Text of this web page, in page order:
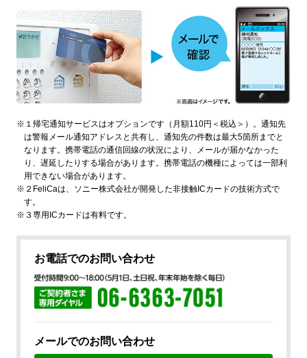
※１帰宅通知サービスはオプションです（月額110円＜税込＞）。通知先
は警報メール通知アドレスと共有し、通知先の件数は最大5箇所までと
なります。携帯電話の通信回線の状況により、メールが届かなかった
り、遅延したりする場合があります。携帯電話の機種によっては一部利
用できない場合があります。
※２FeliCaは、ソニー株式会社が開発した非接触ICカードの技術方式で
す。
※３専用ICカードは有料です。
お電話でのお問い合わせ
メールでのお問い合わせ